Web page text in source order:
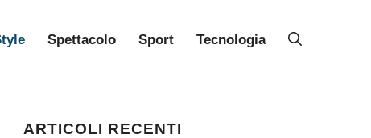
Spettacolo Sport Tecnologia
ARTICOLI RECENTI